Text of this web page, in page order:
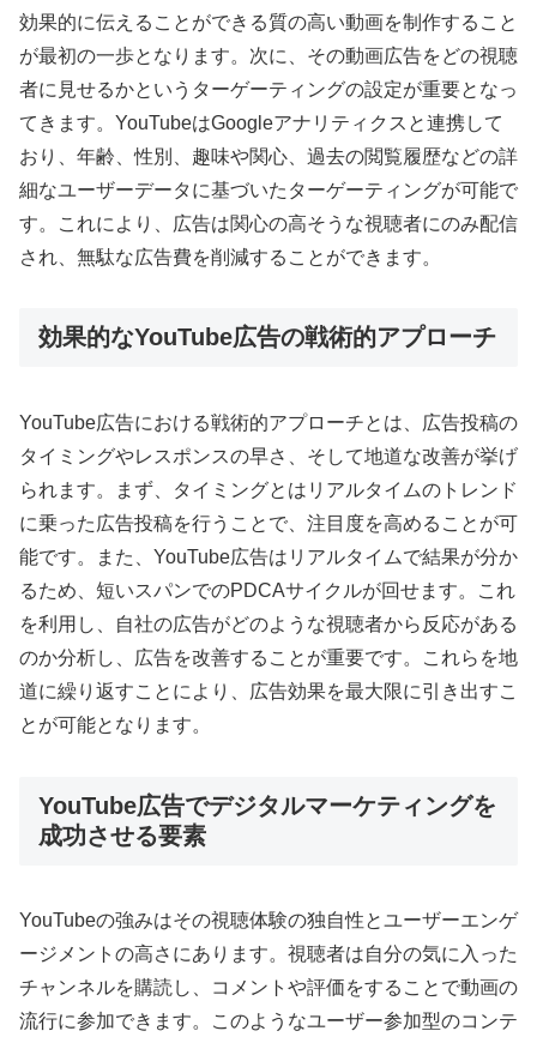
効果的に伝えることができる質の高い動画を制作すること
が最初の一歩となります。次に、その動画広告をどの視聴
者に見せるかというターゲーティングの設定が重要となっ
てきます。YouTubeはGoogleアナリティクスと連携して
おり、年齢、性別、趣味や関心、過去の閲覧履歴などの詳
細なユーザーデータに基づいたターゲーティングが可能で
す。これにより、広告は関心の高そうな視聴者にのみ配信
され、無駄な広告費を削減することができます。
効果的なYouTube広告の戦術的アプローチ
YouTube広告における戦術的アプローチとは、広告投稿の
タイミングやレスポンスの早さ、そして地道な改善が挙げ
られます。まず、タイミングとはリアルタイムのトレンド
に乗った広告投稿を行うことで、注目度を高めることが可
能です。また、YouTube広告はリアルタイムで結果が分か
るため、短いスパンでのPDCAサイクルが回せます。これ
を利用し、自社の広告がどのような視聴者から反応がある
のか分析し、広告を改善することが重要です。これらを地
道に繰り返すことにより、広告効果を最大限に引き出すこ
とが可能となります。
YouTube広告でデジタルマーケティングを
成功させる要素
YouTubeの強みはその視聴体験の独自性とユーザーエンゲ
ージメントの高さにあります。視聴者は自分の気に入った
チャンネルを購読し、コメントや評価をすることで動画の
流行に参加できます。このようなユーザー参加型のコンテ